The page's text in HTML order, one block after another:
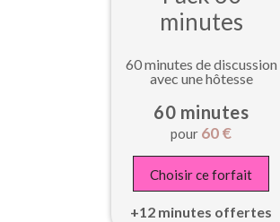
minutes
60 minutes de discussion
avec une hôtesse
60 minutes
pour 60€
Choisir ce forfait
+12 minutes offertes